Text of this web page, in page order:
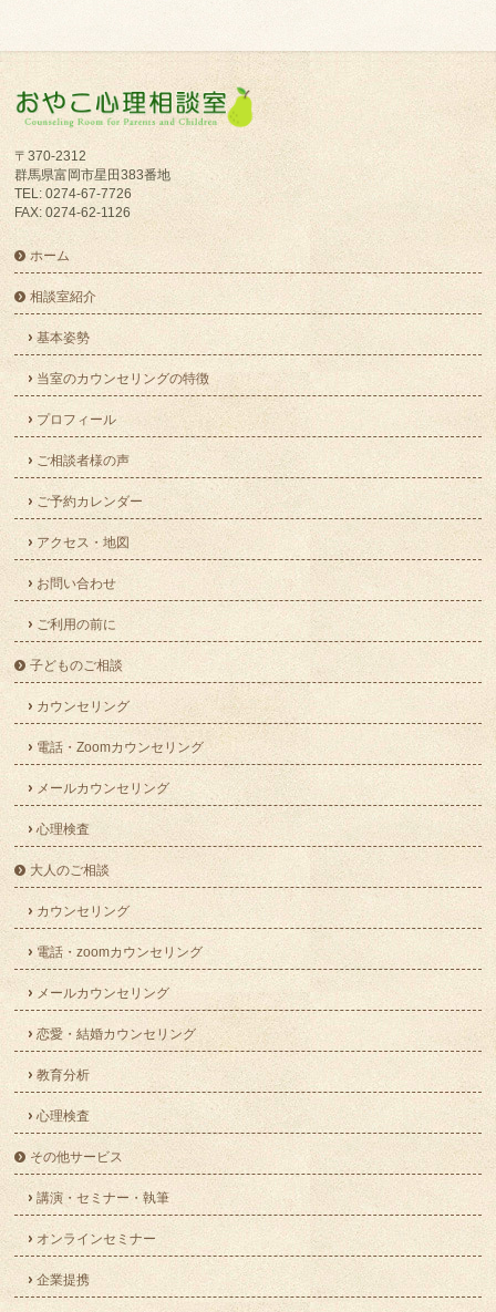
〒370-2312
群馬県富岡市星田383番地
TEL: 0274-67-7726
FAX: 0274-62-1126
ホーム
相談室紹介
基本姿勢
当室のカウンセリングの特徴
プロフィール
ご相談者様の声
ご予約カレンダー
アクセス・地図
お問い合わせ
ご利用の前に
子どものご相談
カウンセリング
電話・Zoomカウンセリング
メールカウンセリング
心理検査
大人のご相談
カウンセリング
電話・zoomカウンセリング
メールカウンセリング
恋愛・結婚カウンセリング
教育分析
心理検査
その他サービス
講演・セミナー・執筆
オンラインセミナー
企業提携